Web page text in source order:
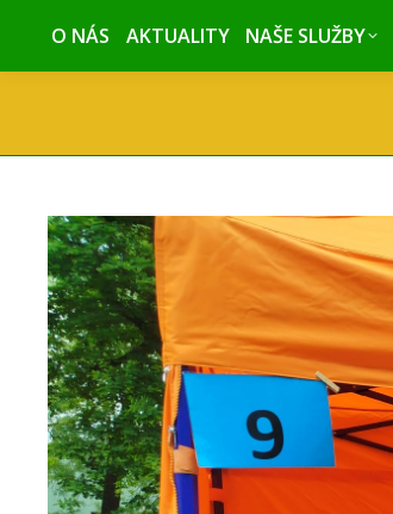
O NÁS AKTUALITY NAŠE SLUŽBY
O NÁS AKTUALITY NAŠE SLUŽBY